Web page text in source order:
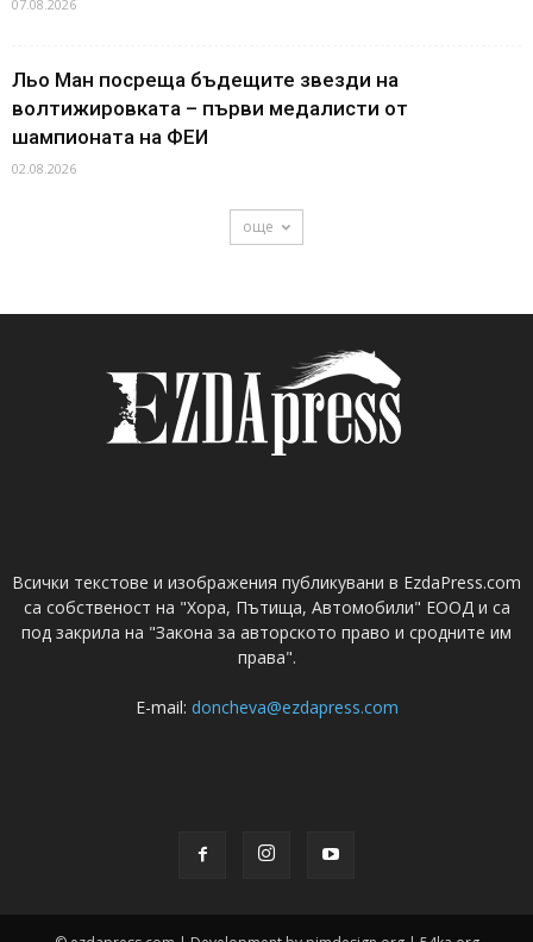
07.08.2026
Льо Ман посреща бъдещите звезди на
волтижировката – първи медалисти от
шампионата на ФЕИ
02.08.2026
още
Всички текстове и изображения публикувани в EzdaPress.com
са собственост на "Хора, Пътища, Автомобили" ЕООД и са
под закрила на "Закона за авторското право и сродните им
права".
E-mail: doncheva@ezdapress.com